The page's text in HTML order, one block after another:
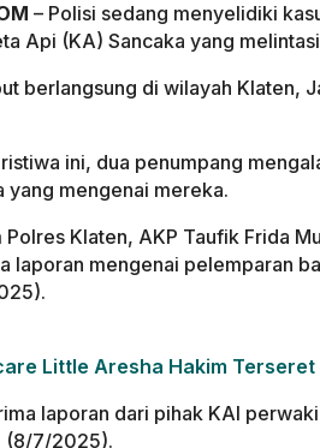
– Polisi sedang menyelidiki
Api (KA) Sancaka yang
berlangsung di wilayah Klaten,
ini, dua penumpang
yang mengenai mereka.
Polres Klaten, AKP Taufik Frida
laporan mengenai pelemparan
Little Aresha Hakim Terseret
laporan dari pihak KAI
(8/7/2025).